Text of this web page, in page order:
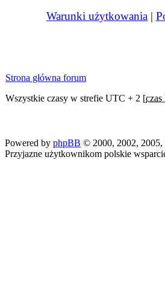
Warunki użytkowania |
Strona główna forum
Wszystkie czasy w strefie UTC + 2 [
Powered by phpBB © 2000, 2002,
Przyjazne użytkownikom polskie